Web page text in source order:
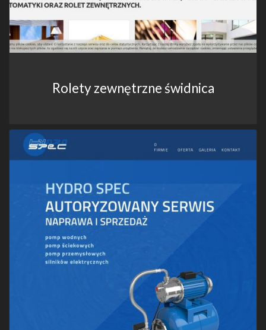
Rolety zewnętrzne świdnica